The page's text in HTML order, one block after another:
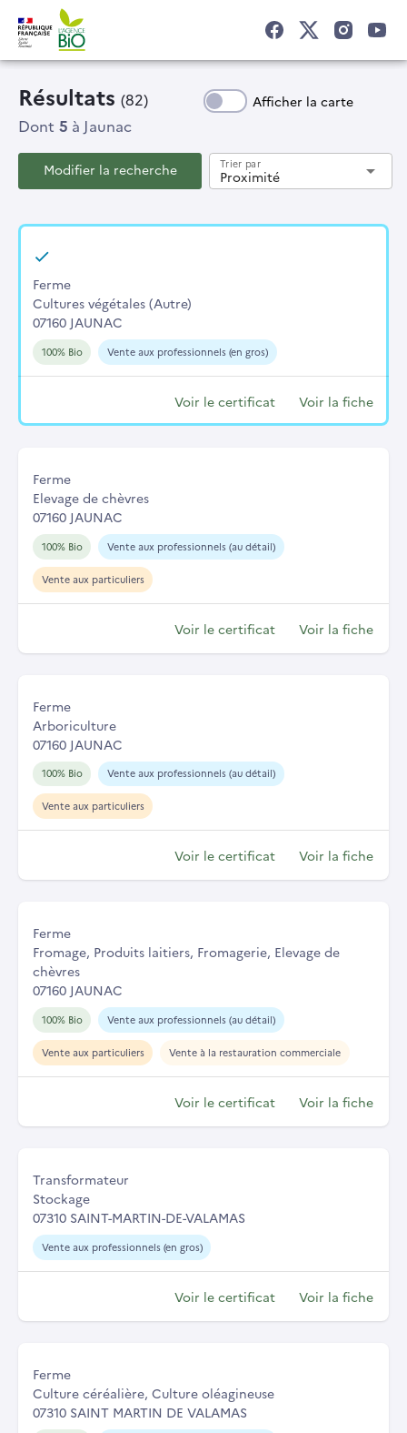
Résultats (82) Afficher la carte
Dont 5 à Jaunac
Modifier la recherche Proximité
Trier par arrow_drop_down
Ferme
Cultures végétales (Autre)
07160 JAUNAC
100% Bio Vente aux professionnels (en gros)
Voir le certificat Voir la fiche
Ferme
Elevage de chèvres
07160 JAUNAC
100% Bio Vente aux professionnels (au détail)
Vente aux particuliers
Voir le certificat Voir la fiche
Ferme
Arboriculture
07160 JAUNAC
100% Bio Vente aux professionnels (au détail)
Vente aux particuliers
Voir le certificat Voir la fiche
Ferme
Fromage, Produits laitiers, Fromagerie, Elevage de
chèvres
07160 JAUNAC
100% Bio Vente aux professionnels (au détail)
Vente aux particuliers Vente à la restauration commerciale
Voir le certificat Voir la fiche
Transformateur
Stockage
07310 SAINT-MARTIN-DE-VALAMAS
Vente aux professionnels (en gros)
Voir le certificat Voir la fiche
Ferme
Culture céréalière, Culture oléagineuse
07310 SAINT MARTIN DE VALAMAS